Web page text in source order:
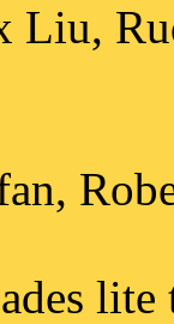
Liu,